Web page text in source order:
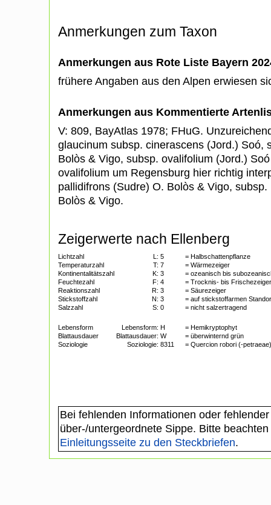
Anmerkungen zum Taxon
Anmerkungen aus Rote Liste Bayern
frühere Angaben aus den Alpen erwiesen
Anmerkungen aus Kommentierte
V: 809, BayAtlas 1978; FHuG.
glaucinum subsp. cinerascens (Jord.) Soó,
Bolòs & Vigo, subsp. ovalifolium (Jord.)
ovalifolium um Regensburg hier richtig
pallidifrons (Sudre) O. Bolòs & Vigo,
Bolòs & Vigo.
Zeigerwerte nach Ellenberg
Lichtzahl L: 5
= Halbschattenpflanze
Temperaturzahl
T: 7
= Wärmezeiger
Kontinentalitätszahl
K: 3
= ozeanisch bis
Feuchtezahl
F: 4
= Trocknis- bis Frischezeiger
Reaktionszahl
R: 3
= Säurezeiger
Stickstoffzahl
N: 3
= auf stickstoffarmen
Salzzahl
S: 0 = nicht salzertragend
Lebensform Lebensform: H
= Hemikryptophyt
Blattausdauer
Blattausdauer: W
= überwinternd grün
Soziologie
Soziologie: 8311 = Quercion robori (-petraeae)
Bei fehlenden Informationen oder
über-/untergeordnete Sippe. Bitte
Einleitungsseite zu den Steckbriefen.